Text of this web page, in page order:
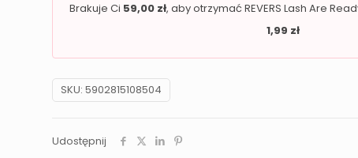
Brakuje Ci 59,00 zł, aby otrzymać REVERS Lash Are
1,99 zł
SKU: 5902815108504
Udostępnij